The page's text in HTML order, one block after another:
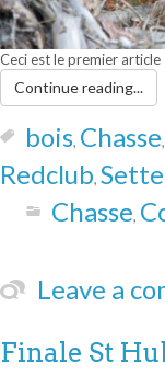
Ceci est le premier article
Continue reading...
bois, Chasse,
Redclub,
Chasse,
Leave a
Finale St